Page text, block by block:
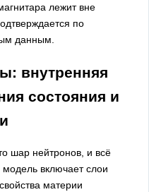
лежит вне
по
данным.
внутренняя
состояния и
шар нейтронов, и всё
включает слои
материи